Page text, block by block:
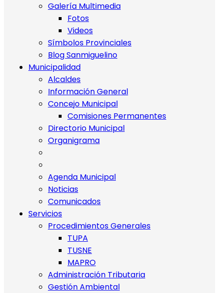
Galería Multimedia
Fotos
Videos
Símbolos Provinciales
Blog Sanmiguelino
Municipalidad
Alcaldes
Información General
Concejo Municipal
Comisiones Permanentes
Directorio Municipal
Organigrama
Agenda Municipal
Noticias
Comunicados
Servicios
Procedimientos Generales
TUPA
TUSNE
MAPRO
Administración Tributaria
Gestión Ambiental